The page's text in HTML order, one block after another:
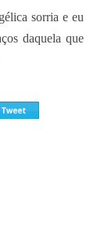
sorria e eu
daquela que